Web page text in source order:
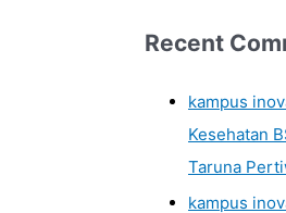
Recent
kampus
Kesehatan
Taruna
kampus